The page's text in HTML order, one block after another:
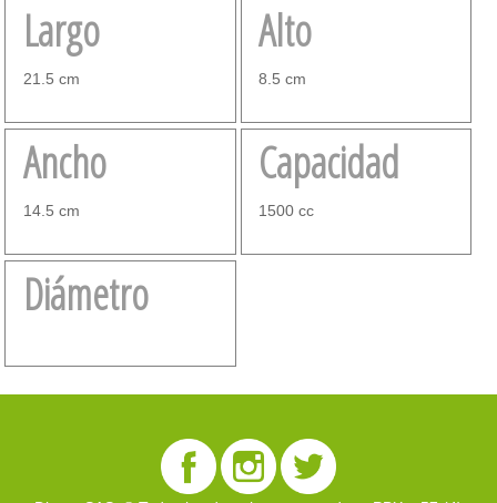
Largo
21.5 cm
Alto
8.5 cm
Ancho
14.5 cm
Capacidad
1500 cc
Diámetro